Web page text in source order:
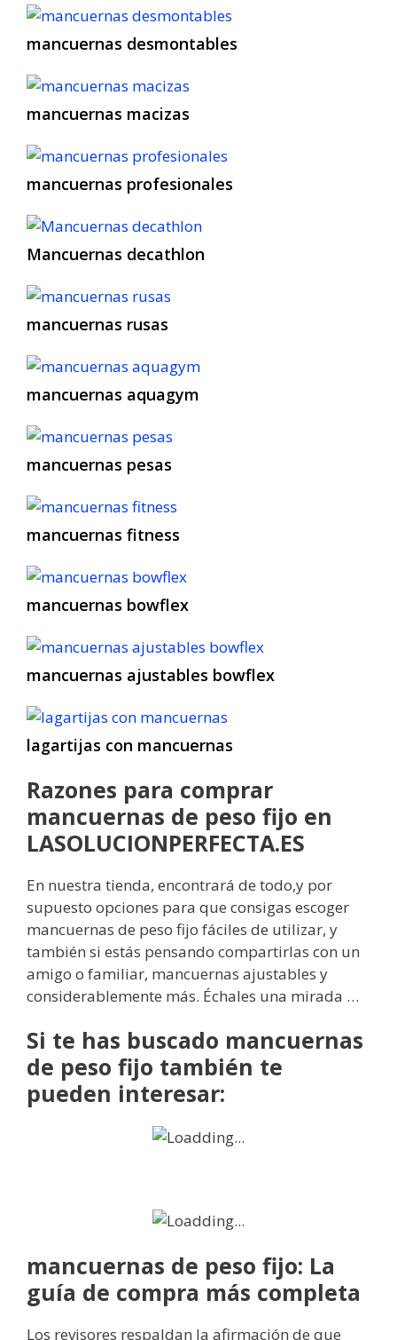
mancuernas desmontables
mancuernas macizas
mancuernas profesionales
Mancuernas decathlon
mancuernas rusas
mancuernas aquagym
mancuernas pesas
mancuernas fitness
mancuernas bowflex
mancuernas ajustables bowflex
lagartijas con mancuernas
Razones para comprar
mancuernas de peso fijo en
LASOLUCIONPERFECTA.ES
En nuestra tienda, encontrará de todo,y por
supuesto opciones para que consigas escoger
mancuernas de peso fijo fáciles de utilizar, y
también si estás pensando compartirlas con un
amigo o familiar, mancuernas ajustables y
considerablemente más. Échales una mirada …
Si te has buscado mancuernas
de peso fijo también te
pueden interesar:
mancuernas de peso fijo: La
guía de compra más completa
Los revisores respaldan la afirmación de que